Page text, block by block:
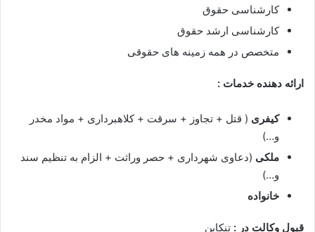
کارشناسی حقوق
کارشناسی ارشد حقوق
متخصص در همه زمینه های حقوقی
ارائه دهنده خدمات :
کیفری ( قتل + تجاوز + سرقت + کلاهبرداری + مواد مخدر
و…)
ملکی (دعاوی شهرداری + حصر وراثت + الزام به تنظیم سند
و…)
خانواده
قبول وکالت در : تنکابن